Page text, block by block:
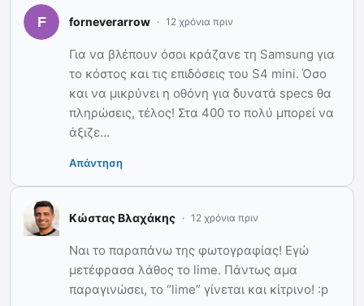
forneverarrow 12 χρόνια πριν
Για να βλέπουν όσοι κράζανε τη Samsung για
το κόστος και τις επιδόσεις του S4 mini. Όσο
και να μικρύνει η οθόνη για δυνατά specs θα
πληρώσεις, τέλος! Στα 400 το πολύ μπορεί να
άξιζε…
Απάντηση
Κώστας Βλαχάκης 12 χρόνια πριν
Ναι το παραπάνω της φωτογραφίας! Εγώ
μετέφρασα λάθος το lime. Πάντως αμα
παραγινώσει, το “lime” γίνεται και κίτρινο! :p